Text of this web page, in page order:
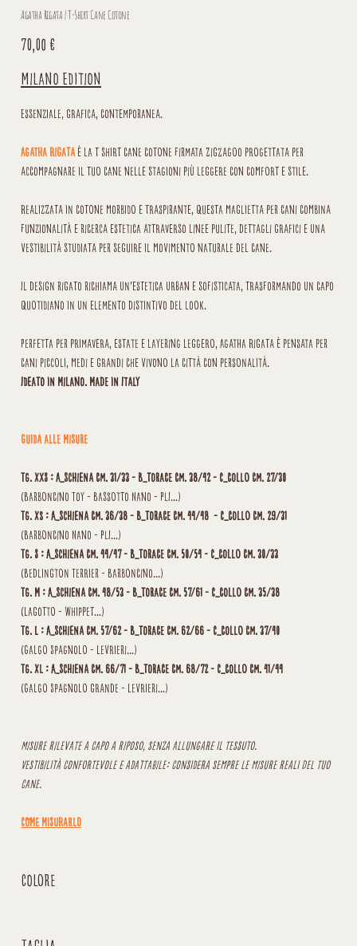
Agatha Rigata | T-Shirt Cane Cotone
70,00 €
Milano Edition
Essenziale, grafica, contemporanea.
Agatha Rigataè la t shirt cane cotone firmata ZigZagoo progettata per
accompagnare il tuo cane nelle stagioni più leggere con comfort e stile.
Realizzata in cotone morbido e traspirante, questa maglietta per cani combina
funzionalità e ricerca estetica attraverso linee pulite, dettagli grafici e una
vestibilità studiata per seguire il movimento naturale del cane.
Il design rigato richiama un’estetica urban e sofisticata, trasformando un capo
quotidiano in un elemento distintivo del look.
Perfetta per primavera, estate e layering leggero, Agatha Rigata è pensata per
cani piccoli, medi e grandi che vivono la città con personalità.
Ideato in Milano. Made in Italy
Guida alle Misure
Tg. XXS : A_schiena cm. 31/33 - B_torace cm. 38/42 - C_collo cm. 27/30
(Barboncino Toy - Bassotto Nano - PLI...)
Tg. XS : A_schiena cm. 36/38 - B_torace cm. 44/48 - C_collo cm. 29/31
(Barboncino Nano - PLI...)
Tg. S : A_schiena cm. 44/47 - B_torace cm. 50/54 - C_collo cm. 30/33
(Bedlington Terrier - Barboncino...)
Tg. M : A_schiena cm. 48/53 - B_torace cm. 57/61 - C_collo cm. 35/38
(Lagotto - Whippet...)
Tg. L : A_schiena cm. 57/62 - B_torace cm. 62/66 - C_collo cm. 37/40
(Galgo Spagnolo - Levrieri...)
Tg. XL : A_schiena cm. 66/71 - B_torace cm. 68/72 - C_collo cm. 41/44
(Galgo Spagnolo grande - Levrieri...)
Misure rilevate a capo a riposo, senza allungare il tessuto.
Vestibilità confortevole e adattabile: considera sempre le misure reali del tuo
cane.
COME MISURARLO
Colore